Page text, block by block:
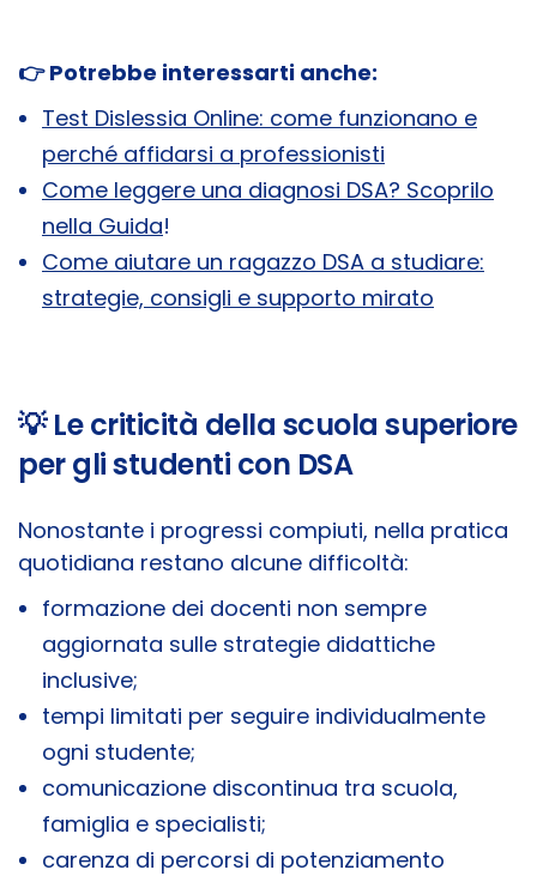
👉 Potrebbe interessarti anche:
Test Dislessia Online: come funzionano e
perché affidarsi a professionisti
Come leggere una diagnosi DSA? Scoprilo
nella Guida!
Come aiutare un ragazzo DSA a studiare:
strategie, consigli e supporto mirato
💡 Le criticità della scuola superiore
per gli studenti con DSA
Nonostante i progressi compiuti, nella pratica
quotidiana restano alcune difficoltà:
formazione dei docenti non sempre
aggiornata sulle strategie didattiche
inclusive;
tempi limitati per seguire individualmente
ogni studente;
comunicazione discontinua tra scuola,
famiglia e specialisti;
carenza di percorsi di potenziamento